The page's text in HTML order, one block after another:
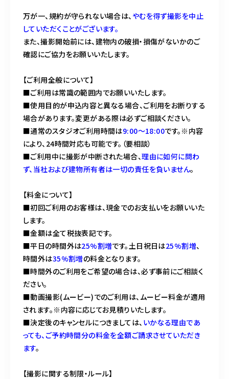
万が一、規約が守られない場合は、 やむを得ず撮影を中止
していただくことがございます。
また、撮影開始前には、建物内の破損・損傷がないかのご
確認にご協力をお願いいたします。
【ご利用全般について】
■ご利用は常識の範囲内でお願いいたします。
■使用目的が申込内容と異なる場合、ご利用をお断りする
場合があります。変更がある際は必ずご相談ください。
■通常のスタジオご利用時間は9:00〜18:00です。※内容
により、24時間対応も可能です。（要相談）
■ご利用中に撮影が中断された場合、理由に如何に問わ
ず、当社および建物所有者は一切の責任を負いません。
【料金について】
■初回ご利用のお客様は、現金でのお支払いをお願いいた
します。
■金額は全て税抜表記です。
■平日の時間外は25%割増です。土日祝日は25%割増、
時間外は35%割増の料金となります。
■時間外のご利用をご希望の場合は、必ず事前にご相談く
ださい。
■動画撮影(ムービー)でのご利用は、ムービー料金が適用
されます。※内容に応じてお見積りいたします。
■決定後のキャンセルにつきましては、 いかなる理由であ
っても、ご予約時間分の料金を全額ご請求させていただき
ます。
【撮影に関する制限・ルール】